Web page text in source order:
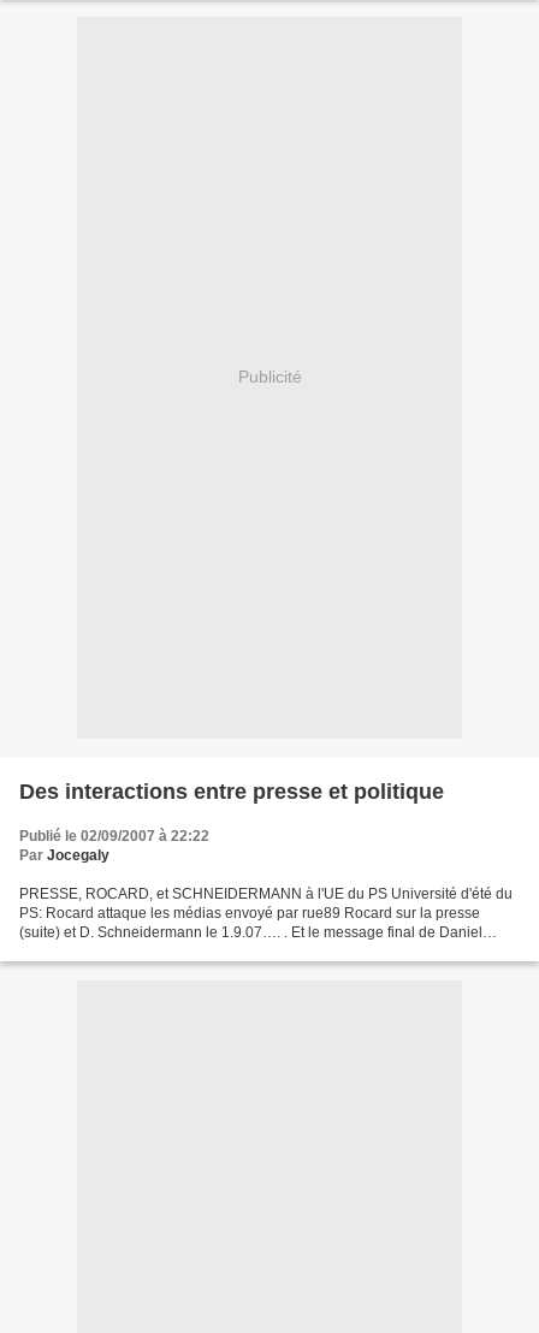
Publicité
Des interactions entre presse et politique
Publié le 02/09/2007 à 22:22
Par Jocegaly
PRESSE, ROCARD, et SCHNEIDERMANN à l'UE du PS Université d'été du
PS: Rocard attaque les médias envoyé par rue89 Rocard sur la presse
(suite) et D. Schneidermann le 1.9.07…. . Et le message final de Daniel